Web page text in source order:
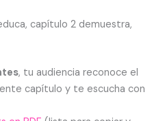
capítulo 2 demuestra,
, tu audiencia reconoce el
capítulo y te escucha con